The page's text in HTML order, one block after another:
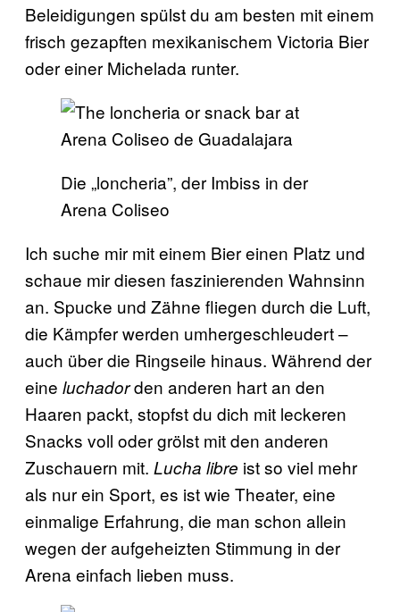
Beleidigungen spülst du am besten mit einem
frisch gezapften mexikanischem Victoria Bier
oder einer Michelada runter.
Die „loncheria”, der Imbiss in der
Arena Coliseo
Ich suche mir mit einem Bier einen Platz und
schaue mir diesen faszinierenden Wahnsinn
an. Spucke und Zähne fliegen durch die Luft,
die Kämpfer werden umhergeschleudert –
auch über die Ringseile hinaus. Während der
eine luchadorden anderen hart an den
Haaren packt, stopfst du dich mit leckeren
Snacks voll oder grölst mit den anderen
Zuschauern mit. Lucha libre ist so viel mehr
als nur ein Sport, es ist wie Theater, eine
einmalige Erfahrung, die man schon allein
wegen der aufgeheizten Stimmung in der
Arena einfach lieben muss.